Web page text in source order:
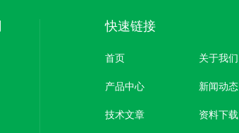
快速链接
首页 关于我们
产品中心 新闻动态
技术文章 资料下载